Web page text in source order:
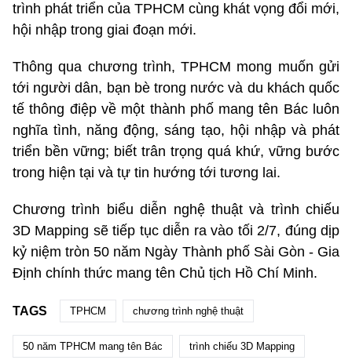
trình phát triển của TPHCM cùng khát vọng đổi mới,
hội nhập trong giai đoạn mới.
Thông qua chương trình, TPHCM mong muốn gửi
tới người dân, bạn bè trong nước và du khách quốc
tế thông điệp về một thành phố mang tên Bác luôn
nghĩa tình, năng động, sáng tạo, hội nhập và phát
triển bền vững; biết trân trọng quá khứ, vững bước
trong hiện tại và tự tin hướng tới tương lai.
Chương trình biểu diễn nghệ thuật và trình chiếu
3D Mapping sẽ tiếp tục diễn ra vào tối 2/7, đúng dịp
kỷ niệm tròn 50 năm Ngày Thành phố Sài Gòn - Gia
Định chính thức mang tên Chủ tịch Hồ Chí Minh.
TAGS TPHCM chương trình nghệ thuật
50 năm TPHCM mang tên Bác trình chiếu 3D Mapping